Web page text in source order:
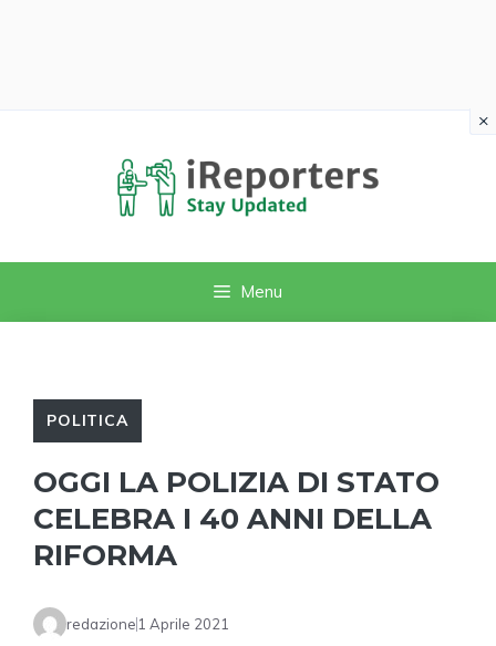
Menu
POLITICA
OGGI LA POLIZIA DI STATO
CELEBRA I 40 ANNI DELLA
RIFORMA
redazione 1 Aprile 2021
×